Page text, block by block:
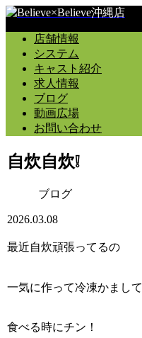
店舗情報
システム
キャスト紹介
求人情報
ブログ
動画広場
お問い合わせ
自炊自炊❕
ブログ
2026.03.08
最近自炊頑張ってるの
一気に作って冷凍かまして
食べる時にチン！